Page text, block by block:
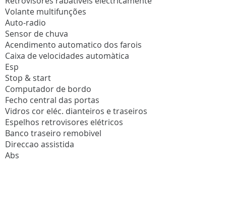
Volante multifunções
Auto-radio
Sensor de chuva
Acendimento automatico dos farois
Caixa de velocidades automàtica
Esp
Stop & start
Computador de bordo
Fecho central das portas
Vidros cor eléc. dianteiros e traseiros
Espelhos retrovisores elétricos
Banco traseiro remobivel
Direccao assistida
Abs